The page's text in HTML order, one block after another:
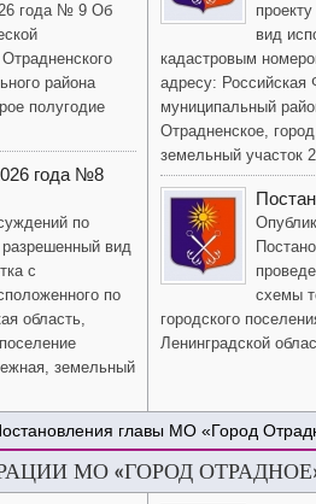
года № 9 Об
района
полугодие
года №8
по
разрешенный вид
с
по
область,
земельный
вид
кадастровым
адресу: Российская
муниципальный
Отрадненское,
земельный участок
схемы
городского
Ленинградской
главы МО «Город
МО «ГОРОД